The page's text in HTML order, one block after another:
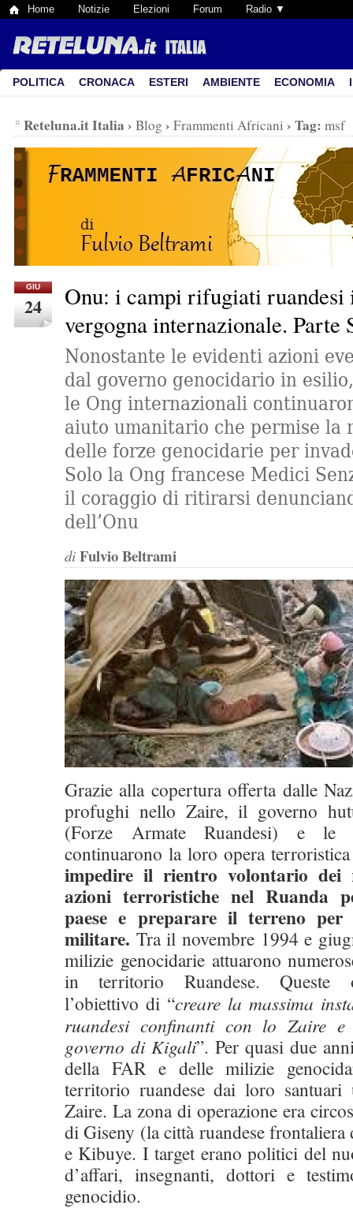
Home Notizie Elezioni Forum Radio ▼
POLITICA CRONACA ESTERI AMBIENTE ECONOMIA
Reteluna.it Italia › Blog › Frammenti Africani › Tag: msf
GIU
24
Onu: i campi rifugiati ruandesi
vergogna internazionale. Parte
Nonostante le evidenti azioni
dal governo genocidario in
le Ong internazionali
aiuto umanitario che permise la
delle forze genocidarie per
Solo la Ong francese Medici
il coraggio di ritirarsi
dell’Onu
di Fulvio Beltrami
Grazie alla copertura offerta dalle
profughi nello Zaire, il governo
(Forze Armate Ruandesi) e le
continuarono la loro opera
impedire il rientro volontario dei
azioni terroristiche nel Ruanda
paese e preparare il terreno
militare. Tra il novembre 1994 e
milizie genocidarie attuarono
in territorio Ruandese. Queste
l’obiettivo di “creare la massima
ruandesi confinanti con lo Zaire
governo di Kigali”. Per quasi due
della FAR e delle milizie
territorio ruandese dai loro santuari
Zaire. La zona di operazione era
di Giseny (la città ruandese
e Kibuye. I target erano politici del
d’affari, insegnanti, dottori e
genocidio.